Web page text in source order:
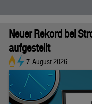
Neuer Rekord bei
aufgestellt
7. August 2026